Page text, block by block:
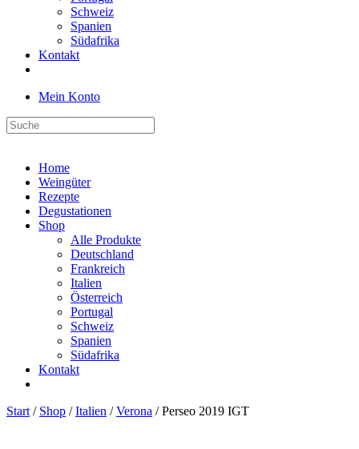
Schweiz
Spanien
Südafrika
Kontakt
Mein Konto
Home
Weingüter
Rezepte
Degustationen
Shop
Alle Produkte
Deutschland
Frankreich
Italien
Österreich
Portugal
Schweiz
Spanien
Südafrika
Kontakt
Start / Shop /Italien /Verona / Perseo 2019 IGT